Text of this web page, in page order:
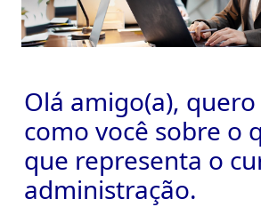
Olá amigo(a),
como você sobre o
que representa o
administração.